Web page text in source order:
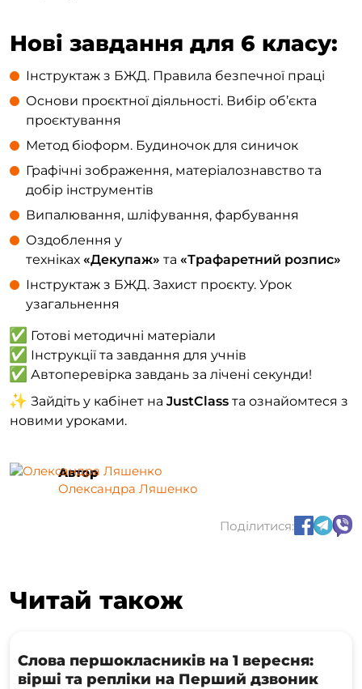
Нові завдання для 6 класу:
Інструктаж з БЖД. Правила безпечної праці
Основи проєктної діяльності. Вибір об’єкта
проєктування
Метод біоформ. Будиночок для синичок
Графічні зображення, матеріалознавство та
добір інструментів
Випалювання, шліфування, фарбування
Оздоблення у
техніках «Декупаж» та «Трафаретний розпис»
Інструктаж з БЖД. Захист проєкту. Урок
узагальнення
Готові методичні матеріали
Інструкції та завдання для учнів
Автоперевірка завдань за лічені секунди!
Зайдіть у кабінет на JustClass та ознайомтеся з
новими уроками.
Автор
Олександра Ляшенко
Поділитися:
Читай також
Слова першокласників на 1 вересня:
вірші та репліки на Перший дзвоник